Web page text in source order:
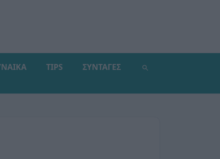
TIPS ΣΥΝΤΑΓΕΣ